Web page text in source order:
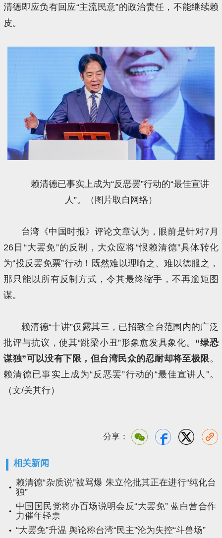
清德即应负有回应“主流民意”的政治责任，不能继续赖
皮。
赖清德已事实上成为“反恶罢”行动的“最佳宣讲
人”。（ 图片取自网络 ）
台湾《中国时报》评论文章认为，眼前是针对7月
26日“大罢免”的反制，大众应将“恨赖清德”具体转化
为“投反罢免票”行动！既然难以理喻之、难以德服之，
那只能以所有反制方式，令其最终缩手，不再逾矩图
谋。
赖清德“十讲”仅露其三，已招致全台范围内的广泛
批评与抗议，使其“跳梁小丑”形象愈发具象化。 “绿恐
谋独”可以没有下限，但台湾民众的忍耐却将至极限 。
赖清德已事实上成为“反恶罢”行动的“最佳宣讲人”。
（文/关其行）
分享：
相关新闻
赖清德“杂质说”被骂爆 朱立伦批其正在进行“纯化台
独”
中国国民党将办百场说明会反“大罢免” 蓝白营合作
力催年轻票
“大罢免”升温 舆论称台湾“民主”沦为失控“斗兽场”